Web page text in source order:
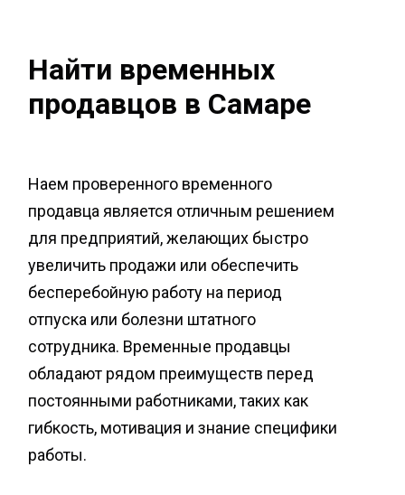
Наем проверенного временного
продавца является отличным решением
для предприятий, желающих быстро
увеличить продажи или обеспечить
бесперебойную работу на период
отпуска или болезни штатного
сотрудника. Временные продавцы
обладают рядом преимуществ перед
постоянными работниками, таких как
гибкость, мотивация и знание специфики
работы.
Найти временных
продавцов в Самаре